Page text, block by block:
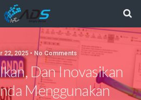
22, 2025 • No Comments
Dan Inovasikan
Menggunakan